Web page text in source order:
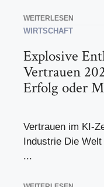
WEITERLESEN
WIRTSCHAFT
Explosive
Vertrauen
Erfolg oder
Vertrauen im KI-
Industrie Die
...